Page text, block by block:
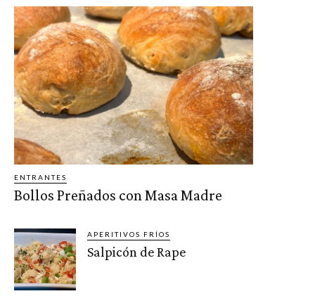
ENTRANTES
Bollos Preñados con Masa Madre
APERITIVOS FRÍOS
Salpicón de Rape